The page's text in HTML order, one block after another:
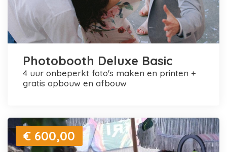
Photobooth Deluxe Basic
4 uur onbeperkt foto's maken en printen +
gratis opbouw en afbouw
€ 600,00